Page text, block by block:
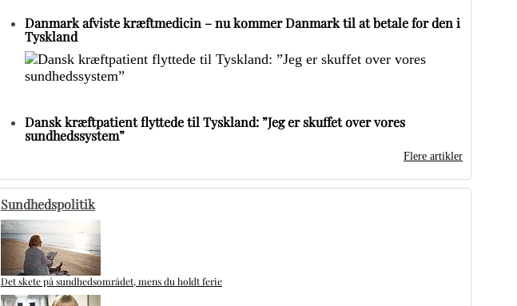
Danmark afviste kræftmedicin – nu kommer Danmark til at betale for den i
Tyskland
Dansk kræftpatient flyttede til Tyskland: ”Jeg er skuffet over vores
sundhedssystem”
Flere artikler
Sundhedspolitik
Det skete på sundhedsområdet, mens du holdt ferie